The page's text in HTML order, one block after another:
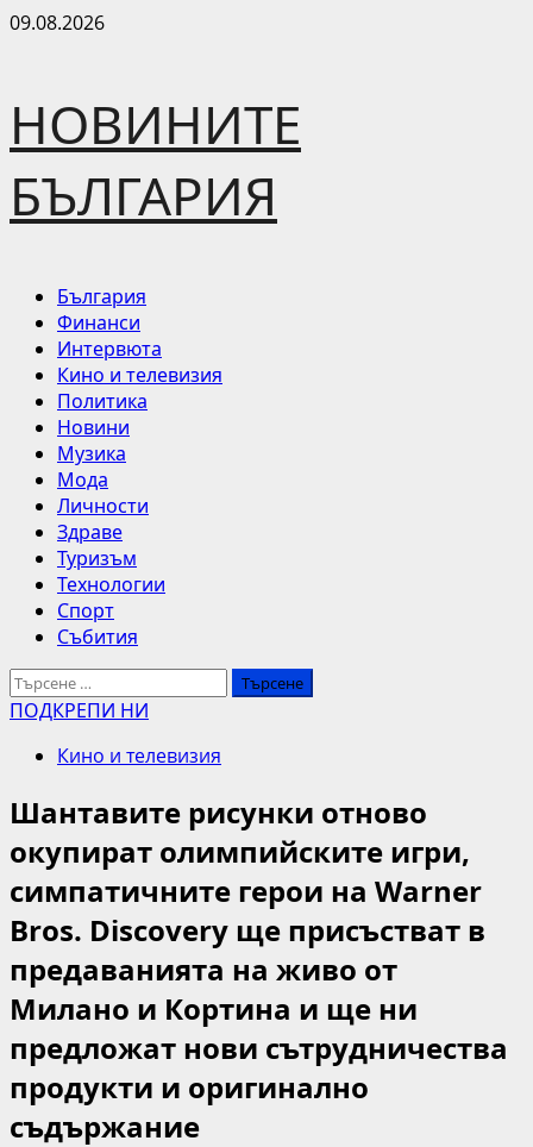
Skip
09.08.2026
НОВИНИТЕ
БЪЛГАРИЯ
Primary
Menu
България
Финанси
Интервюта
Кино и телевизия
Политика
Новини
Музика
Мода
Личности
Здраве
Туризъм
Технологии
Спорт
Събития
Търсене
за:
ПОДКРЕПИ НИ
Кино и телевизия
Шантавите рисунки отново
окупират олимпийските игри,
симпатичните герои на Warner
Bros. Discovery ще присъстват в
предаванията на живо от
Милано и Кортина и ще ни
предложат нови сътрудничества
продукти и оригинално
съдържание